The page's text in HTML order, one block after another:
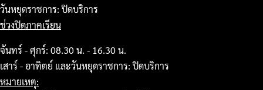
วันหยุดราชการ: ปิดบริการ
ช่วงปิดภาคเรียน
จันทร์ - ศุกร์: 08.30 น. - 16.30 น.
เสาร์ - อาทิตย์ และวันหยุดราชการ: ปิดบริการ
หมายเหตุ: